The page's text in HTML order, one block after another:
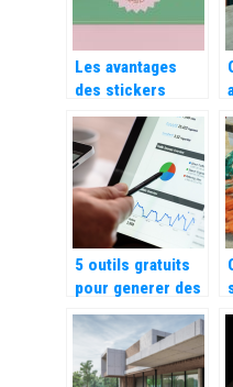
Les avantages
des stickers
personnalisés
pour votre
entreprise
5 outils gratuits
pour generer des
mots cles